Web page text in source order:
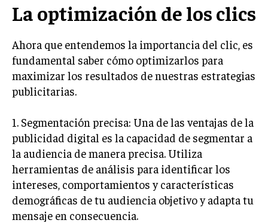
GESTIÓN DE RECURSOS FINANCIEROS
CONTABILIDAD EMPRESARIAL
ECONOMÍA EMPRESARIAL
COMERCIO INTERNACIONAL
EXPANSIÓN GLOBAL
IMPORTACIÓN Y EXPORTACIÓN
ALIANZAS ESTRATÉGICAS
La optimización de los clics
Ahora que entendemos la importancia del clic, es
fundamental saber cómo optimizarlos para
maximizar los resultados de nuestras estrategias
publicitarias.
1. Segmentación precisa: Una de las ventajas de la
publicidad digital es la capacidad de segmentar a
la audiencia de manera precisa. Utiliza
herramientas de análisis para identificar los
intereses, comportamientos y características
demográficas de tu audiencia objetivo y adapta tu
mensaje en consecuencia.